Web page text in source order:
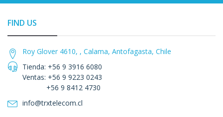
FIND US
Roy Glover 4610, , Calama, Antofagasta, Chile
Tienda: +56 9 3916 6080
Ventas: +56 9 9223 0243
+56 9 8412 4730
info@trxtelecom.cl